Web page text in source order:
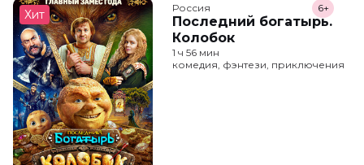
Хит Россия
Последний богатырь.
Колобок
6+
1 ч 56 мин
комедия, фэнтези, приключения